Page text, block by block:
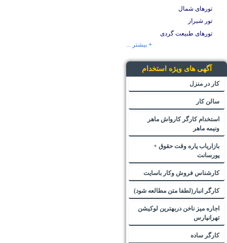
تورهای شمال
تور شیراز
تورهای طبیعت گردی
+ بیشتر ...
آگهی های ویژه استخدام
کار در منزل
سالن کار
استخدام کارگر کارواش ماهر
ونیمه ماهر
بازاریاب پاره وقت حقوق +
پورسانت
کارشناس فروش وکار باسایت
کارگر انبار(لطفا متن مطالعه شود)
اجاره میز ناخن دربهترین لوکیشن
تهرانپارس
کارگر ساده